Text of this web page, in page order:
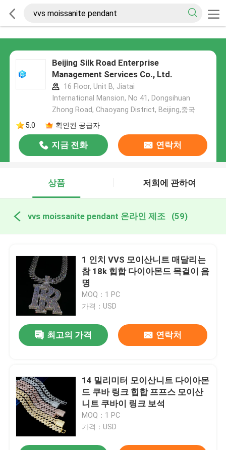
Beijing Silk Road Enterprise
Management Services Co., Ltd.
16 Floor, Unit B, Jiatai
International Mansion, No 41, Dongsihuan
Zhong Road, Chaoyang District, Beijing,중국
5.0
확인된 공급자
지금 전화 연락처
상품 저희에 관하여
vvs moissanite pendant 온라인 제조 (59)
1 인치 VVS 모이산니트 매달리는
참 18k 힙합 다이아몬드 목걸이 음
명
MOQ：1 PC
가격：USD
최고의 가격 연락처
14 밀리미터 모이산니트 다이아몬
드 쿠바 링크 힙합 프프스 모이산
니트 쿠바이 링크 보석
MOQ：1 PC
가격：USD